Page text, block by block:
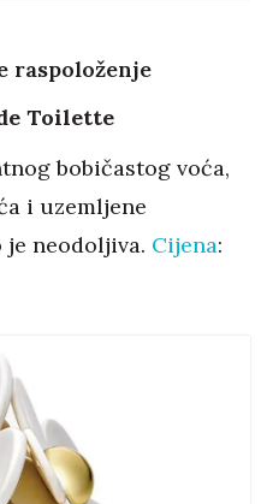
raspoloženje
Toilette
bobičastog voća,
i uzemljene
je neodoljiva. Cijena: